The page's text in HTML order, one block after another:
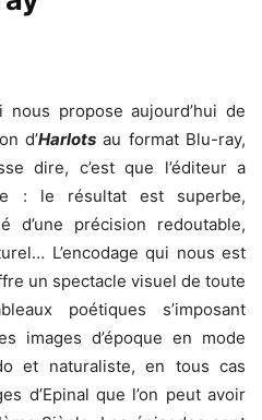
nous propose aujourd’hui de
d’Harlots au format Blu-ray,
dire, c’est que l’éditeur a
: le résultat est superbe,
d’une précision redoutable,
L’encodage qui nous est
un spectacle visuel de toute
poétiques s’imposant
images d’époque en mode
et naturaliste, en tous cas
d’Epinal que l’on peut avoir